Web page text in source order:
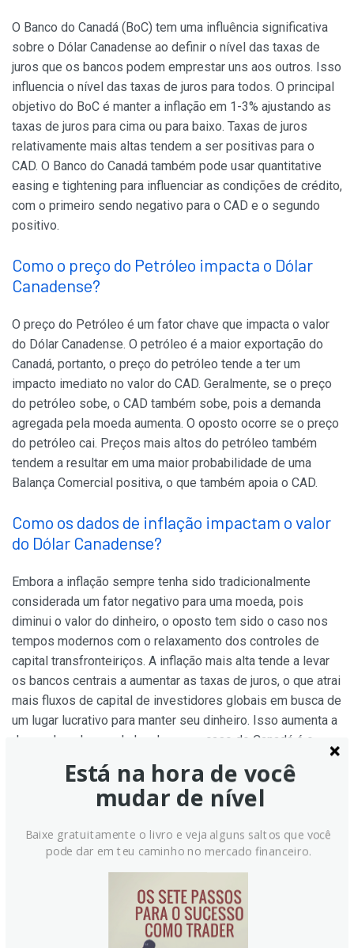
O Banco do Canadá (BoC) tem uma influência significativa
sobre o Dólar Canadense ao definir o nível das taxas de
juros que os bancos podem emprestar uns aos outros. Isso
influencia o nível das taxas de juros para todos. O principal
objetivo do BoC é manter a inflação em 1-3% ajustando as
taxas de juros para cima ou para baixo. Taxas de juros
relativamente mais altas tendem a ser positivas para o
CAD. O Banco do Canadá também pode usar quantitative
easing e tightening para influenciar as condições de crédito,
com o primeiro sendo negativo para o CAD e o segundo
positivo.
Como o preço do Petróleo impacta o Dólar
Canadense?
O preço do Petróleo é um fator chave que impacta o valor
do Dólar Canadense. O petróleo é a maior exportação do
Canadá, portanto, o preço do petróleo tende a ter um
impacto imediato no valor do CAD. Geralmente, se o preço
do petróleo sobe, o CAD também sobe, pois a demanda
agregada pela moeda aumenta. O oposto ocorre se o preço
do petróleo cai. Preços mais altos do petróleo também
tendem a resultar em uma maior probabilidade de uma
Balança Comercial positiva, o que também apoia o CAD.
Como os dados de inflação impactam o valor
do Dólar Canadense?
Embora a inflação sempre tenha sido tradicionalmente
considerada um fator negativo para uma moeda, pois
diminui o valor do dinheiro, o oposto tem sido o caso nos
tempos modernos com o relaxamento dos controles de
capital transfronteiriços. A inflação mais alta tende a levar
os bancos centrais a aumentar as taxas de juros, o que atrai
mais fluxos de capital de investidores globais em busca de
um lugar lucrativo para manter seu dinheiro. Isso aumenta a
demanda pela moeda local, que no caso do Canadá é o
Como os dados econômicos influenciam o
Os comunicados de dados macroeconômicos medem a
Canadense. Indicadores como PIB, PMIs de Manufatura e
Serviços, emprego e pesquisas de sentimento do
consumidor podem influenciar a direção do CAD. Uma
Está na hora de você
mudar de nível
Baixe gratuitamente o livro e veja alguns saltos que você
pode dar em teu caminho no mercado financeiro.